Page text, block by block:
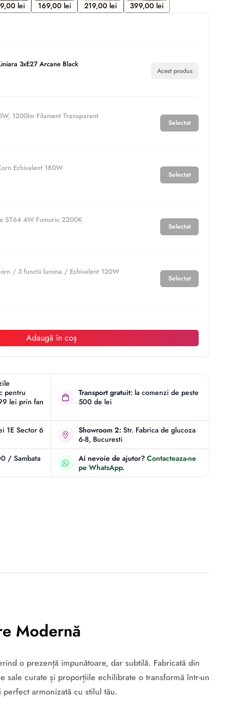
lei 169,00 lei 219,00 lei 399,00 lei
3xE27 Arcane Black
Acest produs
1200lm Filament Transparent
Selectat
Echivalent 180W
Selectat
ST64 4W Fumuriu 2200K
Selectat
/ 3 functii lumina / Echivalent 120W
Selectat
Adaugă în coș
pentru
lei prin fan
Transport gratuit: la comenzi de peste
500 de lei
1E Sector 6
Showroom 2: Str. Fabrica de glucoza
6-8, Bucuresti
/ Sambata
Ai nevoie de ajutor? Contacteaza-ne
pe WhatsApp.
Modernă
o prezență impunătoare, dar subtilă. Fabricată din
sale curate și proporțiile echilibrate o transformă într-un
armonizată cu stilul tău.